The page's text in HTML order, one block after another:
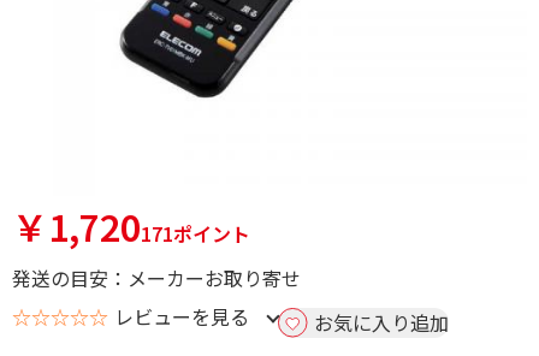
￥1,720171ポイント
発送の目安：メーカーお取り寄せ
☆☆☆☆☆ レビューを見る お気に入り追加